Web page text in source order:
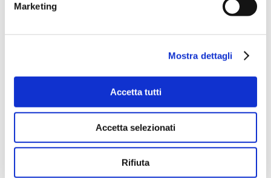
Marketing
Mostra dettagli
Accetta tutti
Accetta selezionati
Rifiuta
NEWSLETTER
ISCRIVITI